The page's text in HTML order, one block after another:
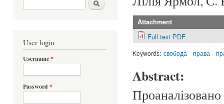
User login
Username*
Password *
Attachment
Full text PDF
Keywords: свобода права
Abstract: